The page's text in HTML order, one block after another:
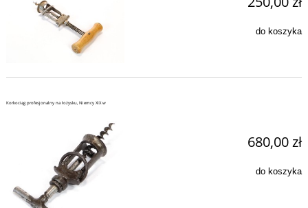
do koszyka
Korkociąg profesjonalny na łożysku, Niemcy XIX w
680,00 zł
do koszyka